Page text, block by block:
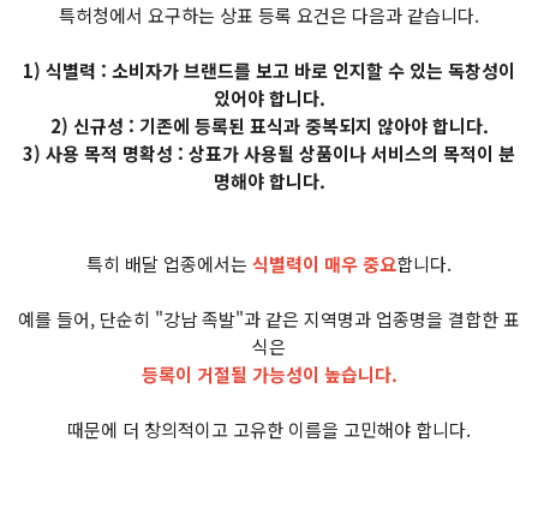
특허청에서 요구하는 상표 등록 요건은 다음과 같습니다.
1) 식별력 : 소비자가 브랜드를 보고 바로 인지할 수 있는 독창성이
있어야 합니다.
2) 신규성 : 기존에 등록된 표식과 중복되지 않아야 합니다.
3) 사용 목적 명확성 : 상표가 사용될 상품이나 서비스의 목적이 분
명해야 합니다.
특히 배달 업종에서는 식별력이 매우 중요합니다.
예를 들어, 단순히 "강남 족발"과 같은 지역명과 업종명을 결합한 표
식은
등록이 거절될 가능성이 높습니다.
때문에 더 창의적이고 고유한 이름을 고민해야 합니다.